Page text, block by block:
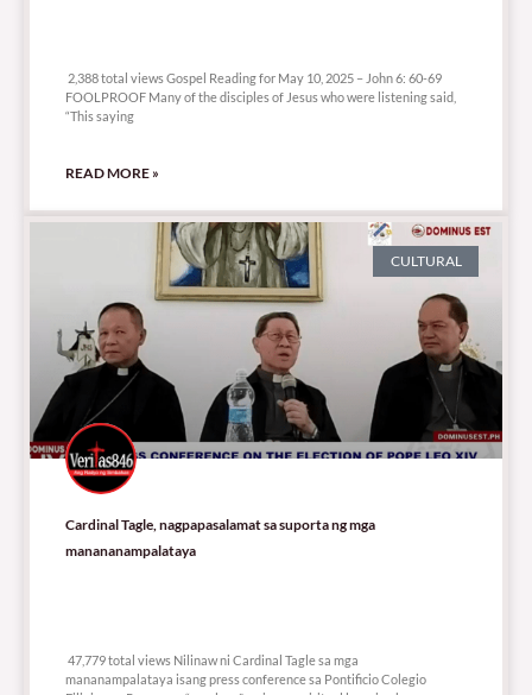
2,388 total views Gospel Reading for May 10, 2025 – John 6: 60-69
FOOLPROOF Many of the disciples of Jesus who were listening said,
“This saying
READ MORE »
CULTURAL
Cardinal Tagle, nagpapasalamat sa suporta ng mga
manananampalataya
47,779 total views Nilinaw ni Cardinal Tagle sa mga
mananampalataya isang press conference sa Pontificio Colegio